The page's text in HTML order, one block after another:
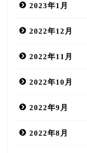
2023年1月
2022年12月
2022年11月
2022年10月
2022年9月
2022年8月